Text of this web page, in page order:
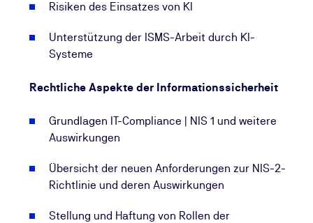
Risiken des Einsatzes von KI
Unterstützung der ISMS-Arbeit durch KI-
Systeme
Rechtliche Aspekte der Informationssicherheit
Grundlagen IT-Compliance | NIS 1 und weitere
Auswirkungen
Übersicht der neuen Anforderungen zur NIS-2-
Richtlinie und deren Auswirkungen
Stellung und Haftung von Rollen der